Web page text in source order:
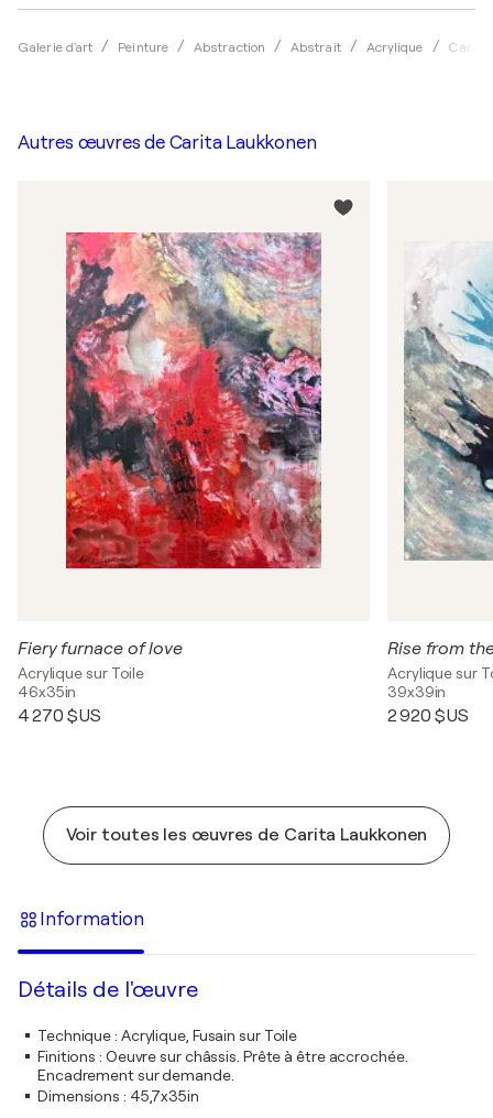
Galerie d'art Peinture Abstraction Abstrait Acrylique Carita
Autres œuvres de Carita Laukkonen
Fiery furnace of love
Acrylique sur Toile
46x35in
4 270 $US
Rise from
Acrylique sur
39x39in
2 920 $US
Voir toutes les œuvres de Carita Laukkonen
Information
Détails de l'œuvre
Technique: Acrylique, Fusain sur Toile
Finitions : Oeuvre sur châssis. Prête à être accrochée.
Encadrement sur demande.
Dimensions : 45,7x35in